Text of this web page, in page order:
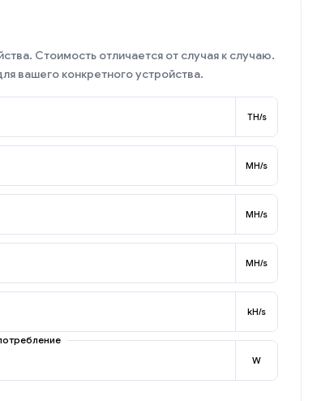
Стоимость отличается от случая к случаю.
вашего конкретного устройства.
TH/s
MH/s
MH/s
MH/s
kH/s
W